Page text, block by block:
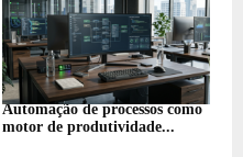
Automação de processos como
motor de produtividade...